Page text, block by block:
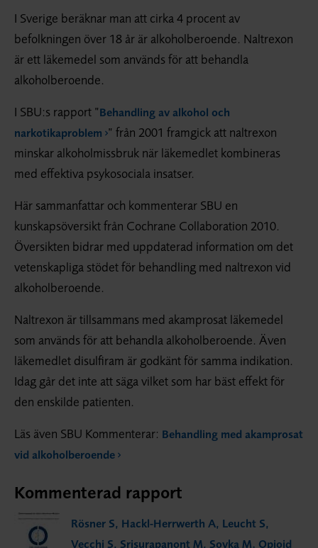
I Sverige beräknar man att cirka 4 procent av
befolkningen över 18 år är alkoholberoende. Naltrexon
är ett läkemedel som används för att behandla
alkoholberoende.
I SBU:s rapport ”Behandling av alkohol och
narkotikaproblem ” från 2001 framgick att naltrexon
minskar alkoholmissbruk när läkemedlet kombineras
med effektiva psykosociala insatser.
Här sammanfattar och kommenterar SBU en
kunskapsöversikt från Cochrane Collaboration 2010.
Översikten bidrar med uppdaterad information om det
vetenskapliga stödet för behandling med naltrexon vid
alkoholberoende.
Naltrexon är tillsammans med akamprosat läkemedel
som används för att behandla alkoholberoende. Även
läkemedlet disulfiram är godkänt för samma indikation.
Idag går det inte att säga vilket som har bäst effekt för
den enskilde patienten.
Läs även SBU Kommenterar: Behandling med akamprosat
vid alkoholberoende
Kommenterad rapport
Rösner S, Hackl-Herrwerth A, Leucht S,
Vecchi S, Srisurapanont M, Soyka M. Opioid